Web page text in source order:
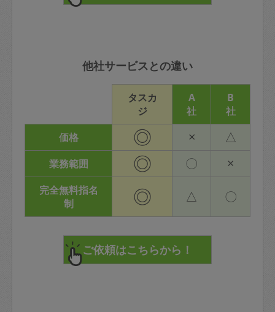
他社サービスとの違い
タスカ
ジ
A
社
B
社
価格
◎ × △
業務範囲 ◎ 〇 ×
完全無料指名
制
◎ △ 〇